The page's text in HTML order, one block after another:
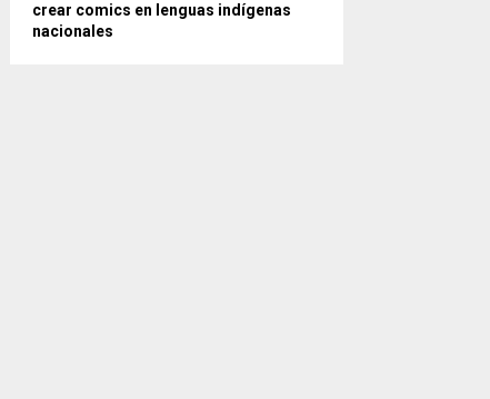
crear comics en lenguas indígenas
nacionales